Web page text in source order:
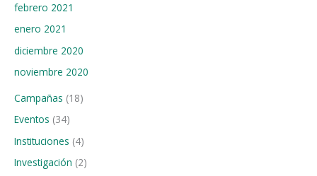
febrero 2021
enero 2021
diciembre 2020
noviembre 2020
Campañas (18)
Eventos (34)
Instituciones (4)
Investigación (2)